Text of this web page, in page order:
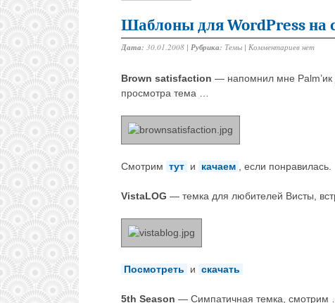
Шаблоны для WordPress на
Дата: 30.01.2008 | Рубрика: Темы | Комментариев нет
Brown satisfaction — напомнил мне Palm’ик
просмотра тема …
Смотрим тут и качаем , если понравилась.
VistaLOG — темка для любителей Висты,
Посмотреть и скачать
5th Season — Симпатичная темка, смотрим …